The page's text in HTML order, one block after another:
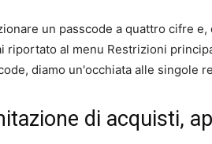
un passcode a quattro cifre
riportato al menu Restrizioni
diamo un'occhiata alle singole
di acquisti,